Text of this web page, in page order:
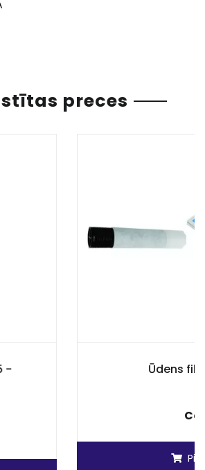
preces
Ūdens filtru elementi NW18